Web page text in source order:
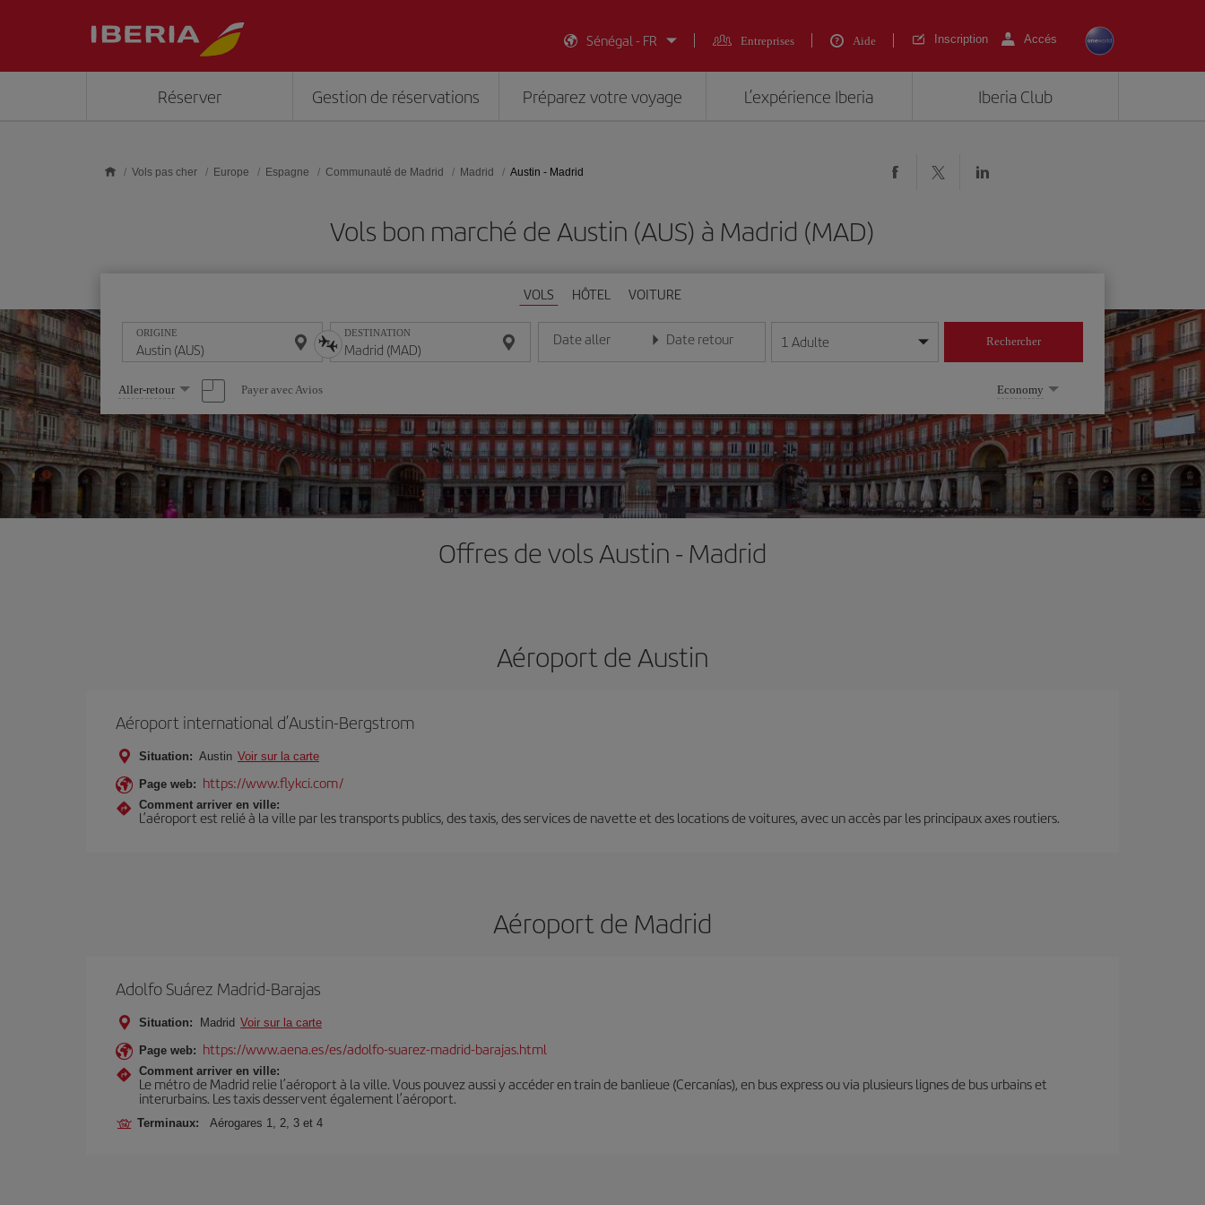
Sénégal - FR
Entreprises Aide Inscription Accés
Réserver Gestion de réservations Préparez votre voyage L’expérience Iberia Iberia Club
Vols pas cher Europe Espagne Communauté de Madrid Madrid Austin - Madrid
Vols bon marché de Austin (AUS) à Madrid (MAD)
VOLS HÔTEL VOITURE
ORIGINE DESTINATION Date aller
Entrez la date au format jour/mois/année
Date retour
Entrez la date au format jour/mois/année
1 Adulte Rechercher
Sélectionnez
une
option
Aller-retour Payer avec Avios Economy
Offres de vols Austin - Madrid
Aéroport de Austin
Aéroport international d’Austin-Bergstrom
Situation: Austin Voir sur la carte
Page web: https://www.flykci.com/
Comment arriver en ville:
L’aéroport est relié à la ville par les transports publics, des taxis, des services de navette et des locations de voitures, avec un accès par les principaux axes routiers.
Aéroport de Madrid
Adolfo Suárez Madrid-Barajas
Situation: Madrid Voir sur la carte
Page web: https://www.aena.es/es/adolfo-suarez-madrid-barajas.html
Comment arriver en ville:
Le métro de Madrid relie l’aéroport à la ville. Vous pouvez aussi y accéder en train de banlieue (Cercanías), en bus express ou via plusieurs lignes de bus urbains et
interurbains. Les taxis desservent également l’aéroport.
Terminaux: Aérogares 1, 2, 3 et 4